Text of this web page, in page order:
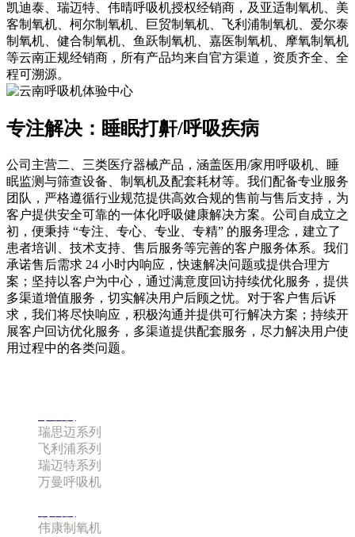
凯迪泰、瑞迈特、伟晴呼吸机授权经销商，及亚适制氧机、美
客制氧机、柯尔制氧机、巨贸制氧机、飞利浦制氧机、爱尔泰
制氧机、健合制氧机、鱼跃制氧机、嘉医制氧机、摩氧制氧机
等云南正规经销商，所有产品均来自官方渠道，资质齐全、全
程可溯源。
专注解决：睡眠打鼾/呼吸疾病
公司主营二、三类医疗器械产品，涵盖医用/家用呼吸机、睡
眠监测与筛查设备、制氧机及配套耗材等。我们配备专业服务
团队，严格遵循行业规范提供高效合规的售前与售后支持，为
客户提供安全可靠的一体化呼吸健康解决方案。公司自成立之
初，便秉持 “专注、专心、专业、专精” 的服务理念，建立了
患者培训、技术支持、售后服务等完善的客户服务体系。我们
承诺售后需求 24 小时内响应，快速解决问题或提供合理方
案；坚持以客户为中心，通过满意度回访持续优化服务，提供
多渠道增值服务，切实解决用户后顾之忧。对于客户售后诉
求，我们将尽快响应，积极沟通并提供可行解决方案；持续开
展客户回访优化服务，多渠道提供配套服务，尽力解决用户使
用过程中的各类问题。
瑞思迈系列
飞利浦系列
瑞迈特系列
万曼呼吸机
伟康制氧机